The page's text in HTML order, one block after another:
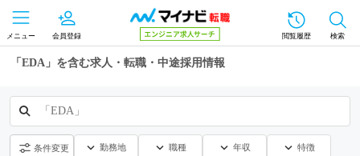
メニュー 会員登録 閲覧履歴 検索
「EDA」を含む求人・転職・中途採用情報
「EDA」
条件変更 勤務地 職種 年収 特徴